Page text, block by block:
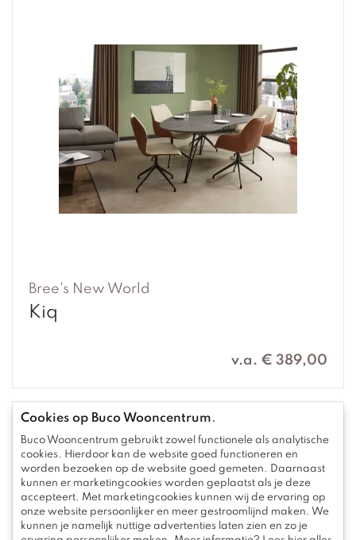
Bree's New World
Kiq
v.a. € 389,00
Cookies op Buco Wooncentrum.
Buco Wooncentrum gebruikt zowel functionele als analytische
cookies. Hierdoor kan de website goed functioneren en
worden bezoeken op de website goed gemeten. Daarnaast
kunnen er marketingcookies worden geplaatst als je deze
accepteert. Met marketingcookies kunnen wij de ervaring op
onze website persoonlijker en meer gestroomlijnd maken. We
kunnen je namelijk nuttige advertenties laten zien en zo je